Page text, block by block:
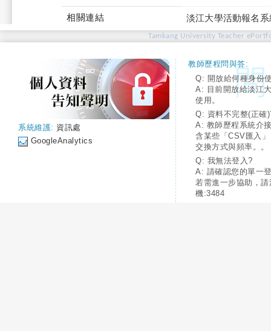
相關連結 淡江大學活動報名
Tamkang University Teacher
系統維護: 資訊處
GoogleAnalytics
教師歷程問與答:
Q: 開放給何種身份
A: 目前開放給淡江
使用。
Q: 資料不完整(正確
A: 教師歷程系統介
含某些「CSV匯入
交換方式與頻率。。
Q: 我無法登入?
A: 請確認您的單一
若需進一步協助，
機:3484